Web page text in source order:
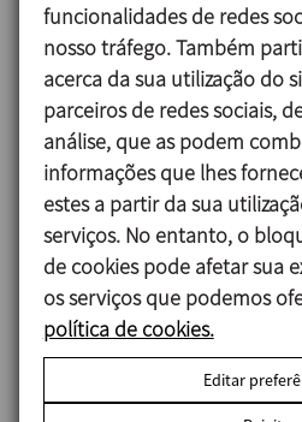
IMPROVED
Rua Tita Coelho, 44 – Vila Euro -
09810-060
+55 11
funcionalidades de redes
nosso tráfego. Também
acerca da sua utilização do
parceiros de redes sociais,
análise, que as podem
informações que lhes
estes a partir da sua
serviços. No entanto, o
de cookies pode afetar sua
os serviços que podemos
política de cookies.
Editar